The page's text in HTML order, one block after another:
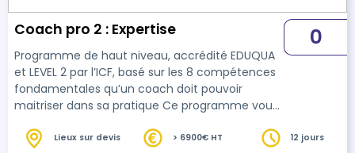
Coach pro 2 : Expertise
Programme de haut niveau, accrédité EDUQUA
et LEVEL 2 par l’ICF, basé sur les 8 compétences
fondamentales qu’un coach doit pouvoir
maitriser dans sa pratique Ce programme vous
démontré une grande efficacité dans
0
Lieux sur devis > 6900€ HT 12 jours